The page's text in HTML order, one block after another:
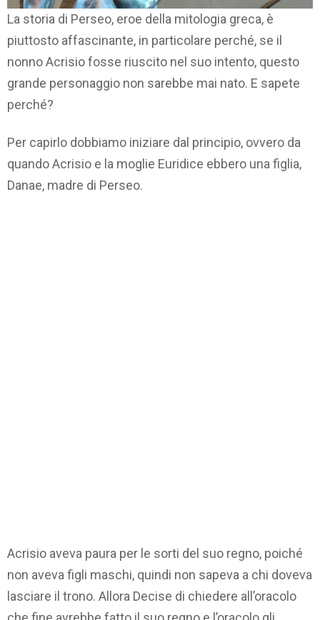
La storia di Perseo, eroe della mitologia greca, è
piuttosto affascinante, in particolare perché, se il
nonno Acrisio fosse riuscito nel suo intento, questo
grande personaggio non sarebbe mai nato. E sapete
perché?
Per capirlo dobbiamo iniziare dal principio, ovvero da
quando Acrisio e la moglie Euridice ebbero una figlia,
Danae, madre di Perseo.
Acrisio aveva paura per le sorti del suo regno, poiché
non aveva figli maschi, quindi non sapeva a chi doveva
lasciare il trono. Allora Decise di chiedere all’oracolo